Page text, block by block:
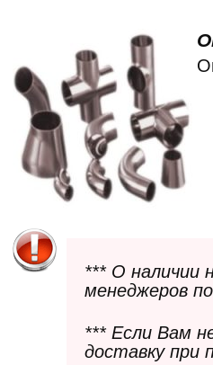
*** О наличии
менеджеров
*** Если Вам
доставку при